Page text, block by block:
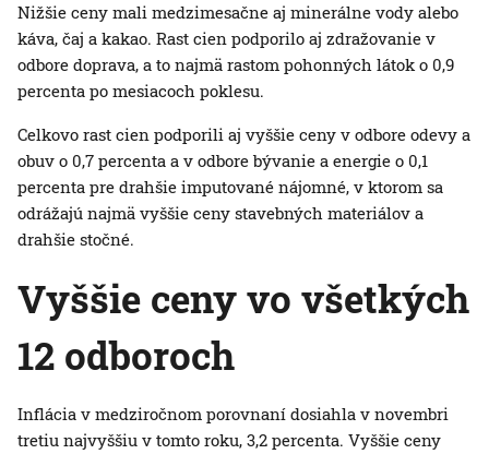
Nižšie ceny mali medzimesačne aj minerálne vody alebo
káva, čaj a kakao. Rast cien podporilo aj zdražovanie v
odbore doprava, a to najmä rastom pohonných látok o 0,9
percenta po mesiacoch poklesu.
Celkovo rast cien podporili aj vyššie ceny v odbore odevy a
obuv o 0,7 percenta a v odbore bývanie a energie o 0,1
percenta pre drahšie imputované nájomné, v ktorom sa
odrážajú najmä vyššie ceny stavebných materiálov a
drahšie stočné.
Vyššie ceny vo všetkých
12 odboroch
Inflácia v medziročnom porovnaní dosiahla v novembri
tretiu najvyššiu v tomto roku, 3,2 percenta. Vyššie ceny